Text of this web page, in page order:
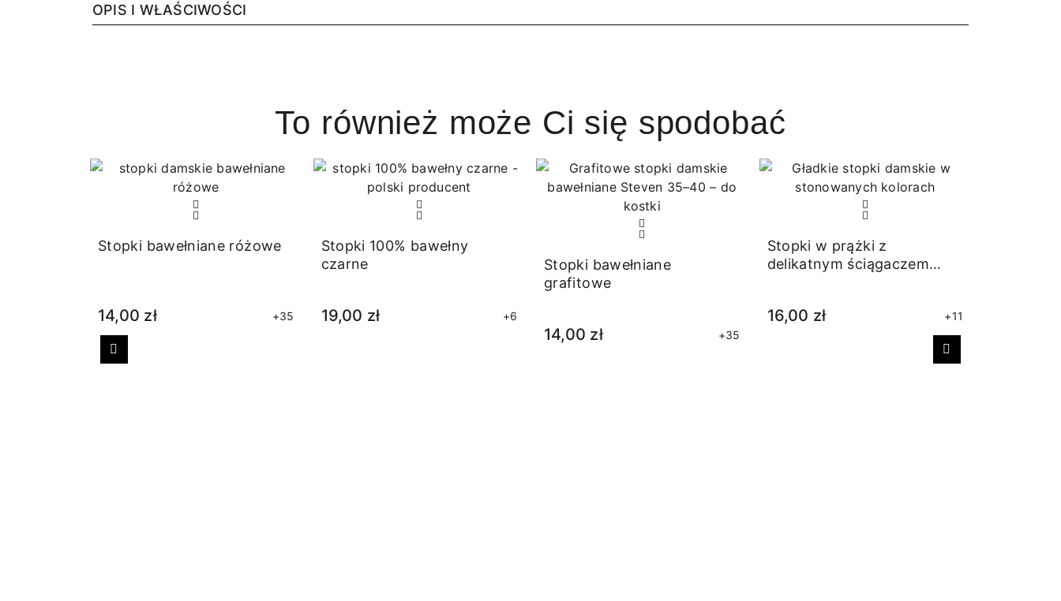
OPIS I WŁAŚCIWOŚCI
To również może Ci się spodobać
Stopki bawełniane różowe
14,00 zł +35
Stopki 100% bawełny
czarne
19,00 zł +6
Stopki bawełniane
grafitowe
14,00 zł +35
Stopki w prążki z
delikatnym ściągaczem
16,00 zł +11
Poprzedni Następny